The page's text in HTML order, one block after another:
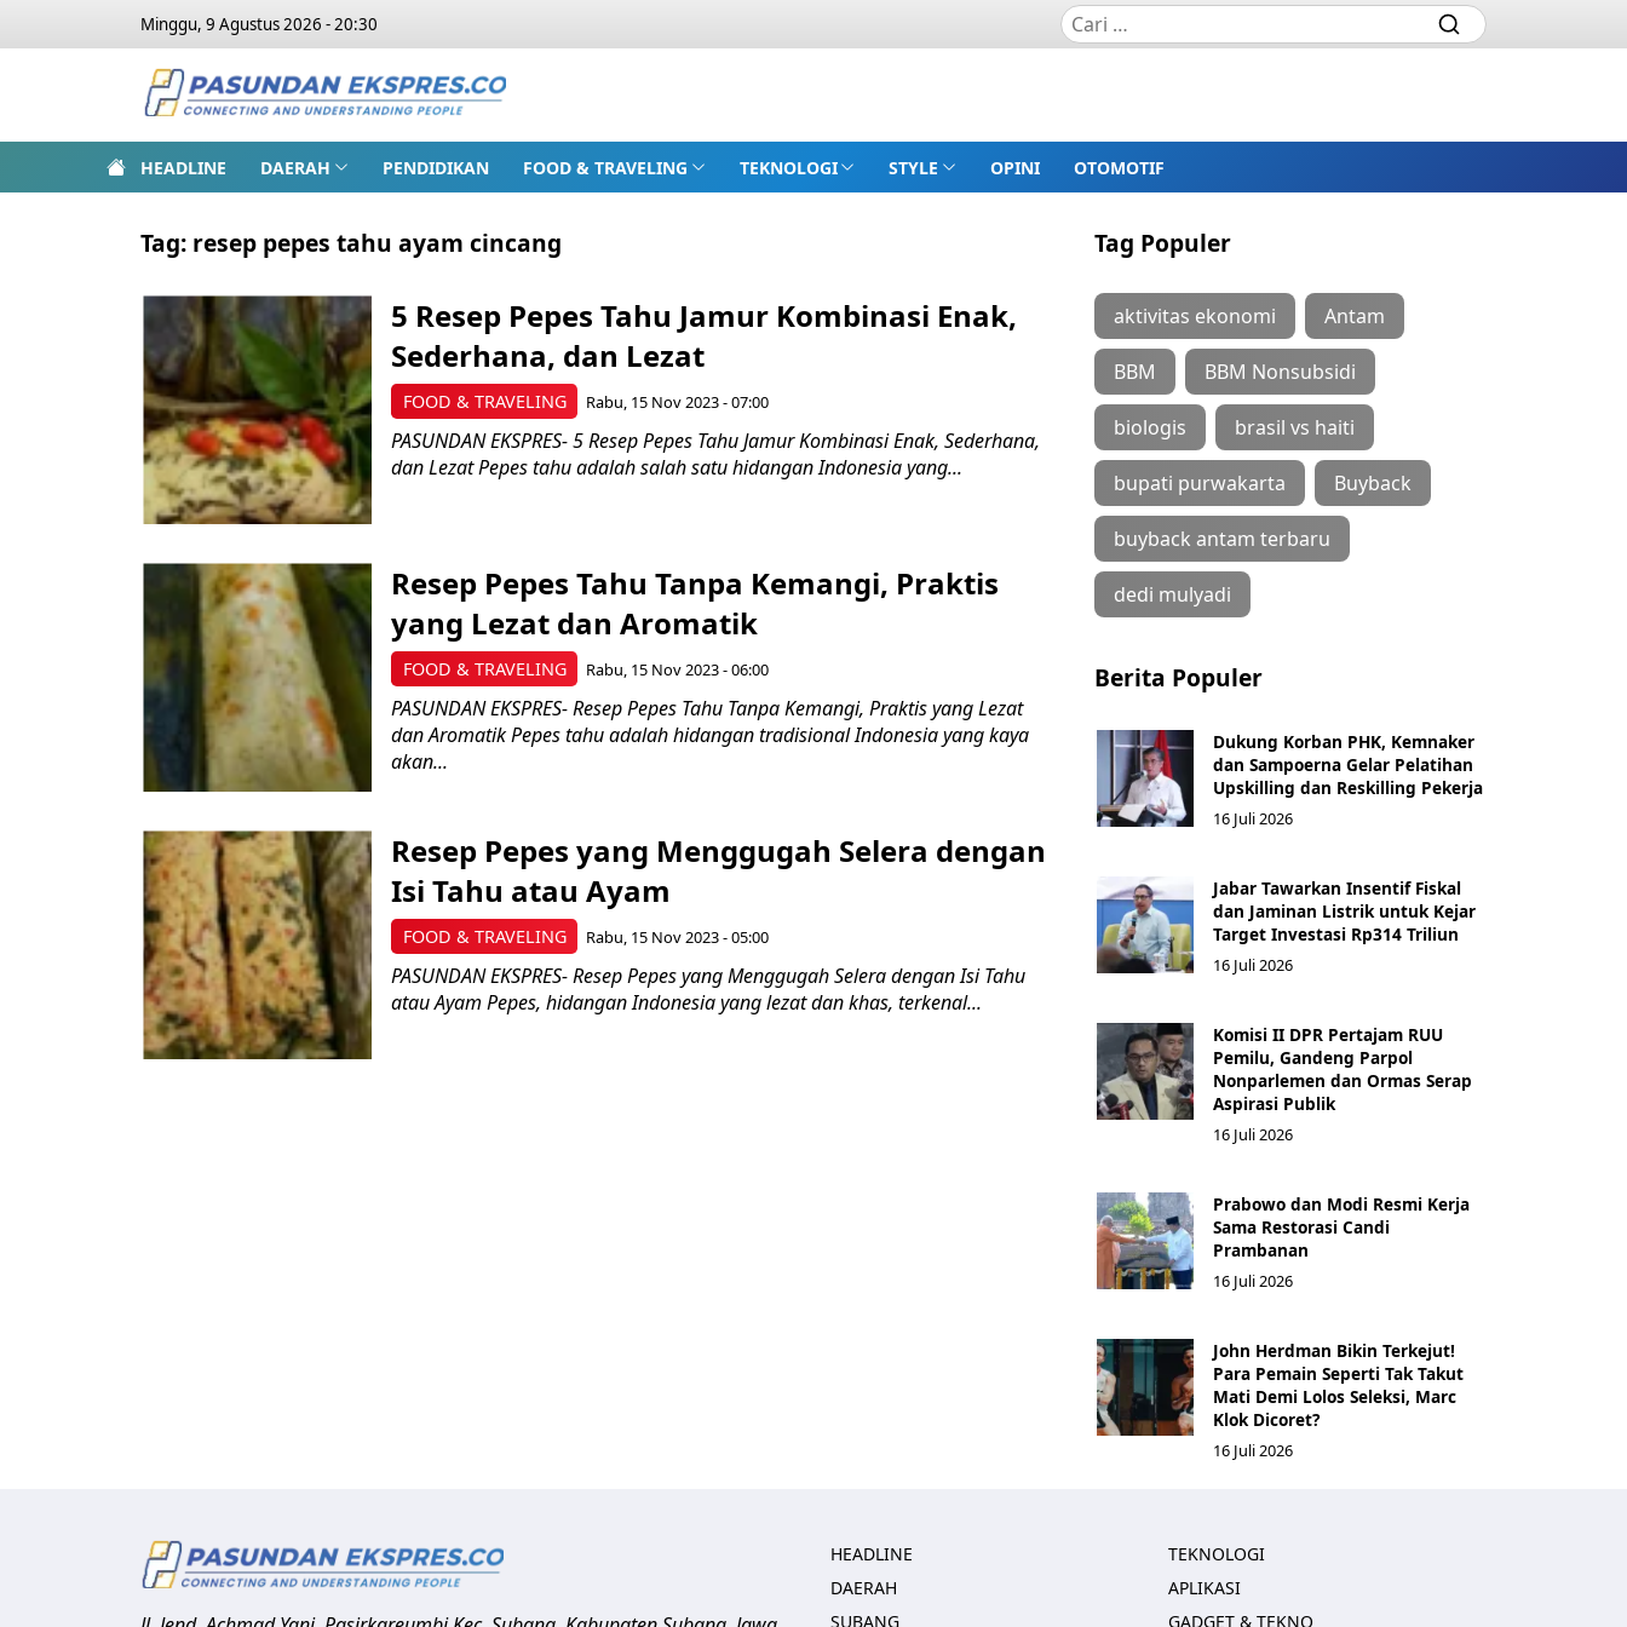
Minggu, 9 Agustus 2026 - 20:30
HEADLINE DAERAH PENDIDIKAN FOOD & TRAVELING TEKNOLOGI STYLE OPINI OTOMOTIF
Tag: resep pepes tahu ayam cincang
FOOD & TRAVELING
5 Resep Pepes Tahu Jamur Kombinasi Enak,
Sederhana, dan Lezat
Rabu, 15 Nov 2023 - 07:00
PASUNDAN EKSPRES- 5 Resep Pepes Tahu Jamur Kombinasi Enak, Sederhana,
dan Lezat Pepes tahu adalah salah satu hidangan Indonesia yang...
FOOD & TRAVELING
Resep Pepes Tahu Tanpa Kemangi, Praktis
yang Lezat dan Aromatik
Rabu, 15 Nov 2023 - 06:00
PASUNDAN EKSPRES- Resep Pepes Tahu Tanpa Kemangi, Praktis yang Lezat
dan Aromatik Pepes tahu adalah hidangan tradisional Indonesia yang kaya
akan...
FOOD & TRAVELING
Resep Pepes yang Menggugah Selera dengan
Isi Tahu atau Ayam
Rabu, 15 Nov 2023 - 05:00
PASUNDAN EKSPRES- Resep Pepes yang Menggugah Selera dengan Isi Tahu
atau Ayam Pepes, hidangan Indonesia yang lezat dan khas, terkenal...
Tag Populer
aktivitas ekonomi Antam
BBM BBM Nonsubsidi
biologis brasil vs haiti
bupati purwakarta Buyback
buyback antam terbaru
dedi mulyadi
Berita Populer
Dukung Korban PHK, Kemnaker
dan Sampoerna Gelar Pelatihan
Upskilling dan Reskilling Pekerja
16 Juli 2026
Jabar Tawarkan Insentif Fiskal
dan Jaminan Listrik untuk Kejar
Target Investasi Rp314 Triliun
16 Juli 2026
Komisi II DPR Pertajam RUU
Pemilu, Gandeng Parpol
Nonparlemen dan Ormas Serap
Aspirasi Publik
16 Juli 2026
Prabowo dan Modi Resmi Kerja
Sama Restorasi Candi
Prambanan
16 Juli 2026
John Herdman Bikin Terkejut!
Para Pemain Seperti Tak Takut
Mati Demi Lolos Seleksi, Marc
Klok Dicoret?
16 Juli 2026
HEADLINE
DAERAH
SUBANG
TEKNOLOGI
APLIKASI
GADGET & TEKNO